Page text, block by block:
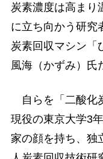
炭素濃度は高まり
に立ち向かう研究
炭素回収マシン「
風海（かずみ）氏
自らを「二酸化
現役の東京大学3
家の顔を持ち、独